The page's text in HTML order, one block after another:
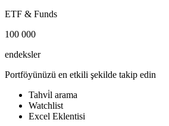
ETF & Funds
100 000
endeksler
Portföyünüzü en etkili şekilde takip edin
Tahvi̇l arama
Watchlist
Excel Eklentisi